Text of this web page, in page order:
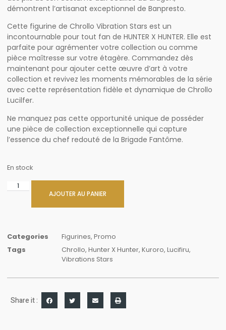
démontrent l’artisanat exceptionnel de Banpresto.
Cette figurine de Chrollo Vibration Stars est un
incontournable pour tout fan de HUNTER X HUNTER. Elle est
parfaite pour agrémenter votre collection ou comme
pièce maîtresse sur votre étagère. Commandez dès
maintenant pour ajouter cette œuvre d’art à votre
collection et revivez les moments mémorables de la série
avec cette représentation fidèle et dynamique de Chrollo
Lucilfer.
Ne manquez pas cette opportunité unique de posséder
une pièce de collection exceptionnelle qui capture
l’essence du chef redouté de la Brigade Fantôme.
En stock
AJOUTER AU PANIER
Categories Figurines, Promo
Tags
Chrollo, Hunter X Hunter, Kuroro, Lucifiru,
Vibrations Stars
Share it :